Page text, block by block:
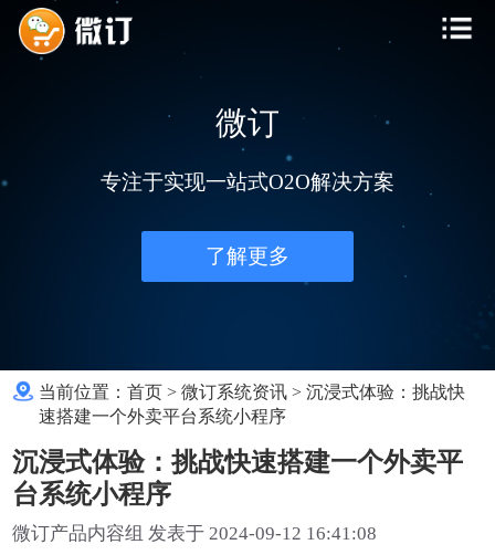
微订
专注于实现一站式O2O解决方案
了解更多
当前位置：首页 >微订系统资讯 >沉浸式体验：挑战快
速搭建一个外卖平台系统小程序
沉浸式体验：挑战快速搭建一个外卖平
台系统小程序
微订产品内容组 发表于 2024-09-12 16:41:08